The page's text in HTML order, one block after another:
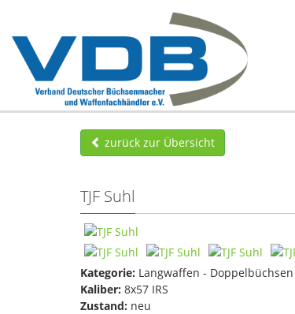
zurück zur Übersicht
TJF Suhl
Kategorie: Langwaffen - Doppelbüchsen
Kaliber: 8x57 IRS
Zustand: neu